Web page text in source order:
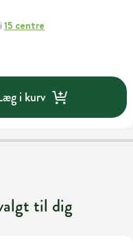
i 15 centre
i kurv
til dig